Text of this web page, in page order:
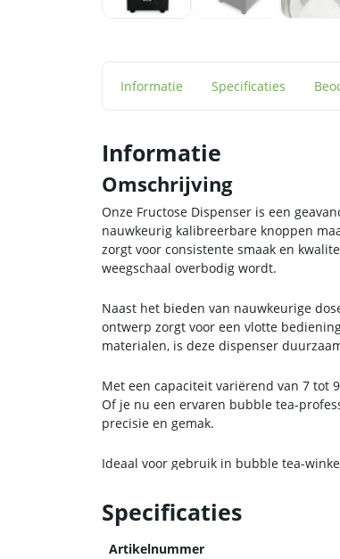
Informatie Specificaties
Informatie
Omschrijving
Onze Fructose Dispenser is een
nauwkeurig kalibreerbare knoppen
zorgt voor consistente smaak en
weegschaal overbodig wordt.
Naast het bieden van nauwkeurige
ontwerp zorgt voor een vlotte
materialen, is deze dispenser
Met een capaciteit variërend van 7 tot
Of je nu een ervaren bubble tea-
precisie en gemak.
Ideaal voor gebruik in bubble tea-
Specificaties
Artikelnummer